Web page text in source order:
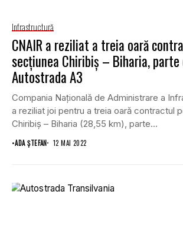
Infrastructură
CNAIR a reziliat a treia oară
secţiunea Chiribiş – Biharia, parte
Autostrada A3
Compania Naţională de Administrare a
a reziliat joi pentru a treia oară contractul
Chiribiş – Biharia (28,55 km), parte...
•ADA ȘTEFAN 12 MAI 2022